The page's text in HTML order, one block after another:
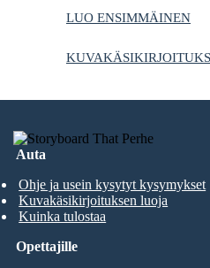
LUO ENSIMMÄINEN
Auta
Ohje ja usein kysytyt kysymykset
Kuvakäsikirjoituksen luoja
Kuinka tulostaa
Opettajille